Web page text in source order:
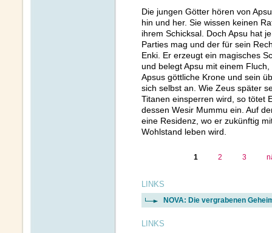
Die jungen Götter hören von
hin und her. Sie wissen keinen
ihrem Schicksal. Doch Apsu hat
Parties mag und der für sein
Enki. Er erzeugt ein magisches
und belegt Apsu mit einem
Apsus göttliche Krone und sein
sich selbst an. Wie Zeus später
Titanen einsperren wird, so tötet
dessen Wesir Mummu ein. Auf
eine Residenz, wo er zukünftig
Wohlstand leben wird.
1 2 3
LINKS
NOVA: Die vergrabenen
LINKS